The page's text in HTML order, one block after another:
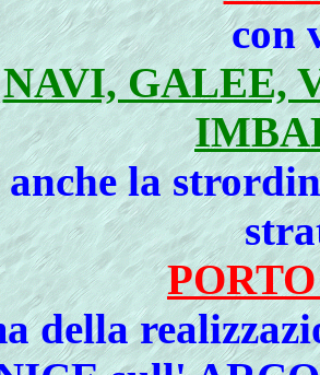
con
NAVI, GALEE,
la
della